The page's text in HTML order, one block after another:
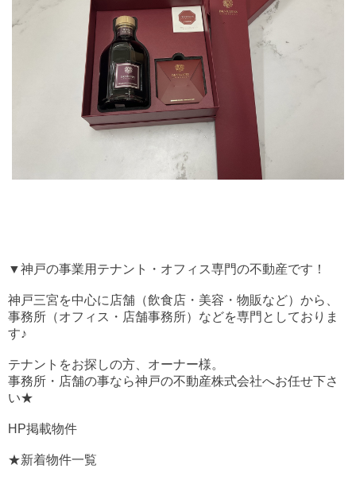
▼神戸の事業用テナント・オフィス専門の不動産です！
神戸三宮を中心に店舗（飲食店・美容・物販など）から、
事務所（オフィス・店舗事務所）などを専門としておりま
す♪
テナントをお探しの方、オーナー様。
事務所・店舗の事なら神戸の不動産株式会社へお任せ下さ
い★
HP掲載物件
★新着物件一覧